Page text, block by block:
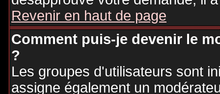
Revenir en haut de page
Comment puis-je devenir le
?
Les groupes d'utilisateurs sont
assigne également un